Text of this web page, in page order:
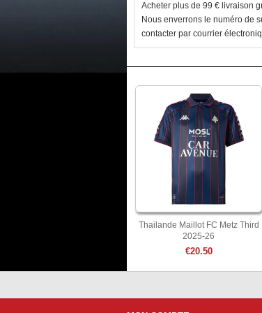
Acheter plus de 99 € livraison
Nous enverrons le numéro de
contacter par courrier
Thailande Maillot FC Metz Third
2025-26
€20.50